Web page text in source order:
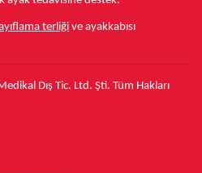
terliği ve ayakkabısı
Dış Tic. Ltd. Şti. Tüm Hakları